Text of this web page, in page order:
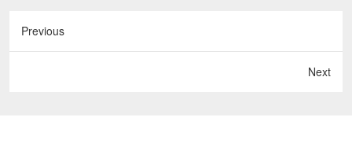
Previous
Next